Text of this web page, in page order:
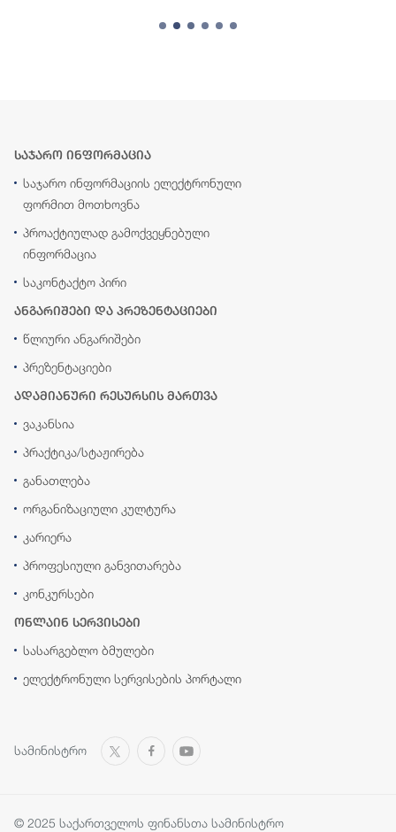
საჯარო ინფორმაცია
საჯარო ინფორმაციის ელექტრონული
ფორმით მოთხოვნა
პროაქტიულად გამოქვეყნებული
ინფორმაცია
საკონტაქტო პირი
ანგარიშები და პრეზენტაციები
წლიური ანგარიშები
პრეზენტაციები
ადამიანური რესურსის მართვა
ვაკანსია
პრაქტიკა/სტაჟირება
განათლება
ორგანიზაციული კულტურა
კარიერა
პროფესიული განვითარება
კონკურსები
ონლაინ სერვისები
სასარგებლო ბმულები
ელექტრონული სერვისების პორტალი
სამინისტრო
© 2025 საქართველოს ფინანსთა სამინისტრო